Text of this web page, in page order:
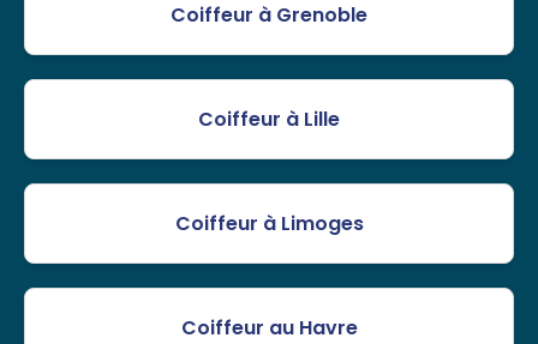
Coiffeur à Grenoble
Coiffeur à Lille
Coiffeur à Limoges
Coiffeur au Havre